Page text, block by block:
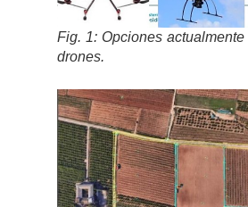
Fig. 1: Opciones
drones.